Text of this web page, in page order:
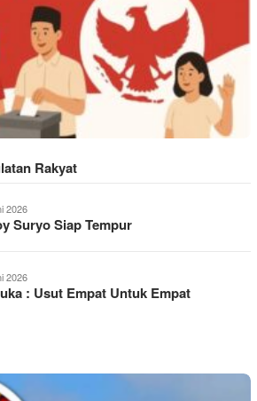
Rakyat
2026
Suryo Siap Tempur
2026
: Usut Empat Untuk Empat